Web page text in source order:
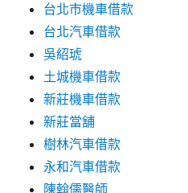
台北市機車借款
台北汽車借款
吳紹琥
土城機車借款
新莊機車借款
新莊當舖
樹林汽車借款
永和汽車借款
陳翰儒醫師